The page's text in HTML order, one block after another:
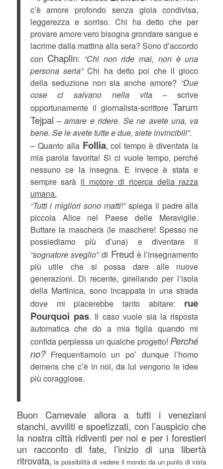
c’è amore profondo senza gioia condivisa,
leggerezza e sorriso. Chi ha detto che per
provare amore vero bisogna grondare sangue e
lacrime dalla mattina alla sera? Sono d’accordo
con Chaplin: “Chi non ride mai, non è una
persona seria”Chi ha detto poi che il gioco
della seduzione non sia anche amore? “Due
cose ci salvano nella vita– scrive
opportunamente il giornalista-scrittoreTarum
Tejpal –amare e ridere. Se ne avete una, va
bene. Se le avete tutte e due, siete invincibili”.
– Quanto alla Follia, col tempo è diventata la
mia parola favorita! Sì ci vuole tempo, perché
nessuno ce la insegna. E invece è stata e
sempre sarà il motore di ricerca della razza
umana.
“Tutti i migliori sono matti!”spiega il padre alla
piccola Alice nel Paese delle Meraviglie.
Buttare la maschera (le maschere! Spesso ne
possiediamo più d’una) e diventare il
“sognatore sveglio”di Freudè l’insegnamento
più utile che si possa dare alle nuove
generazioni. Di recente, girellando per l’isola
della Martinica, sono incappata in una strada
dove mi piacerebbe tanto abitare: rue
Pourquoi pas. Il caso vuole sia la risposta
automatica che do a mia figlia quando mi
confida perplessa un qualche progetto!Perché
no?Frequentiamolo un po’ dunque l’homo
demens che c’è in noi, da lui vengono le idee
più coraggiose.
Buon Carnevale allora a tutti i veneziani
stanchi, avviliti e spoetizzati, con l’auspicio che
la nostra città ridiventi per noi e per i forestieri
un racconto di fate, l’inizio di una libertà
ritrovata, la possibilità di vedere il mondo da un punto di vista